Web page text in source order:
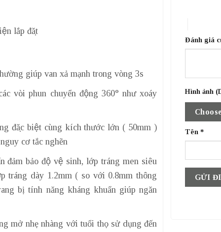
lắp đặt
giúp van xả mạnh trong vòng 3s
vòi phun chuyển động 360° như xoáy
đặc biệt cùng kích thước lớn ( 50mm )
cơ tắc nghẽn
đảm bảo độ vệ sinh, lớp tráng men siêu
tráng dày 1.2mm ( so với 0.8mm thông
bị tính năng kháng khuẩn giúp ngăn
mở nhẹ nhàng với tuổi thọ sử dụng đến
Đánh giá
Hình ảnh
Tên*